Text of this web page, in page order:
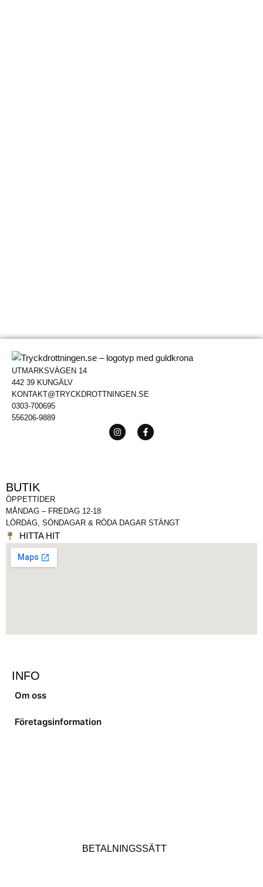
UTMARKSVÄGEN 14
442 39 KUNGÄLV
KONTAKT@TRYCKDROTTNINGEN.SE
0303-700695
556206-9889
BUTIK
ÖPPETTIDER
MÅNDAG – FREDAG 12-18
LÖRDAG, SÖNDAGAR & RÖDA DAGAR STÄNGT
HITTA HIT
INFO
Om oss
Företagsinformation
BETALNINGSSÄTT